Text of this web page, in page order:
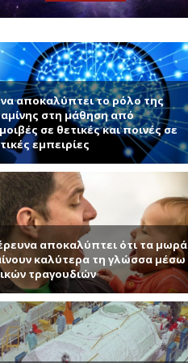
και πυριτένιο (Μέρος
ΜΙΤ)
ΑΠΘ)
αποκαλύπτει το ρόλο της
στη μάθηση από
σε θετικές και ποινές σε
εμπειρίες
αποκαλύπτει ότι τα μωρά
καλύτερα τη γλώσσα μέσω
τραγουδιών